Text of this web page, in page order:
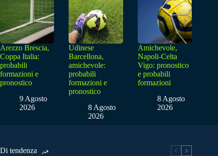
Arezzo Brescia,
Coppa Italia:
probabili
formazioni e
pronostico
9 Agosto
2026
Udinese
Barcellona,
amichevole:
probabili
formazioni e
pronostico
8 Agosto
2026
Amichevole,
Napoli-Celta
Vigo: pronostico
e probabili
formazioni
8 Agosto
2026
Di tendenza